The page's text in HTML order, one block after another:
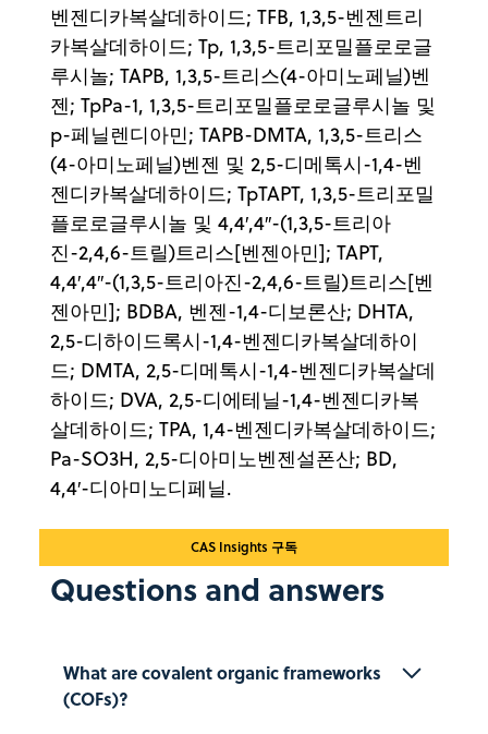
벤젠디카복살데하이드; TFB, 1,3,5-벤젠트리
카복살데하이드; Tp, 1,3,5-트리포밀플로로글
루시놀; TAPB, 1,3,5-트리스(4-아미노페닐)벤
젠; TpPa-1, 1,3,5-트리포밀플로로글루시놀 및
p-페닐렌디아민; TAPB-DMTA, 1,3,5-트리스
(4-아미노페닐)벤젠 및 2,5-디메톡시-1,4-벤
젠디카복살데하이드; TpTAPT, 1,3,5-트리포밀
플로로글루시놀 및 4,4′,4′′-(1,3,5-트리아
진-2,4,6-트릴)트리스[벤젠아민]; TAPT,
4,4′,4′′-(1,3,5-트리아진-2,4,6-트릴)트리스[벤
젠아민]; BDBA, 벤젠-1,4-디보론산; DHTA,
2,5-디하이드록시-1,4-벤젠디카복살데하이
드; DMTA, 2,5-디메톡시-1,4-벤젠디카복살데
하이드; DVA, 2,5-디에테닐-1,4-벤젠디카복
살데하이드; TPA, 1,4-벤젠디카복살데하이드;
Pa-SO3H, 2,5-디아미노벤젠설폰산; BD,
4,4′-디아미노디페닐.
CAS Insights 구독
Questions and answers
What are covalent organic frameworks
(COFs)?